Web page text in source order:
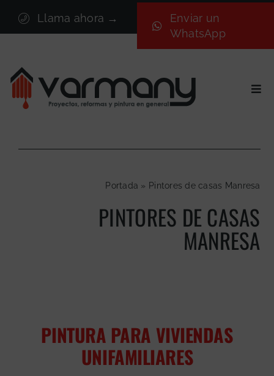
contenido
Llama ahora →
Enviar un
WhatsApp
Sectores
Portada » Pintores de casas Manresa
PINTORES DE CASAS
MANRESA
PINTURA PARA VIVIENDAS
UNIFAMILIARES